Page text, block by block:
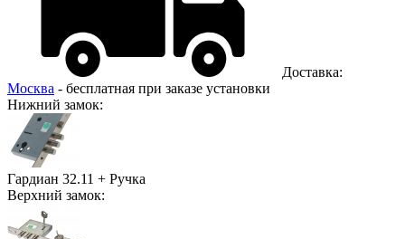
Доставка:
Москва - бесплатная при заказе установки
Нижний замок:
Гардиан 32.11 + Ручка
Верхний замок: